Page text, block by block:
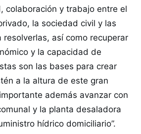
colaboración y trabajo entre el
la sociedad civil y las
así como recuperar
y la capacidad de
son las bases para crear
a la altura de este gran
además avanzar con
y la planta desaladora
hídrico domiciliario”.